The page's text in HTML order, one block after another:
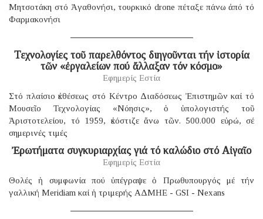
Μητσοτάκη στό Ἀγαθονήσι, τουρκικό drone πέταξε πάνω ἀπό τό
Φαρμακονήσι
Τεχνολογίες τοῦ παρελθόντος διηγοῦνται τήν ἱστορία
τῶν «ἐργαλείων πού ἄλλαξαν τόν κόσμο»
Εφημερίς Εστία
Στό πλαίσιο ἐκθέσεως στό Κέντρο Διαδόσεως Ἐπιστημῶν καί τό
Μουσεῖο Τεχνολογίας «Νόησις», ὁ ὑπολογιστής τοῦ
Ἀριστοτελείου, τό 1959, ἐκόστιζε ἄνω τῶν. 500.000 εὐρώ, σέ
σημερινές τιμές
Ἐρωτήματα συγκυριαρχίας γιά τό καλώδιο στό Αἰγαῖο
Εφημερίς Εστία
Θολές ἡ συμφωνία πού ὑπέγραψε ὁ Πρωθυπουργός μέ τήν
γαλλική Μeridiam καί ἡ τριμερής ΑΔΜΗΕ - GSI - Nexans